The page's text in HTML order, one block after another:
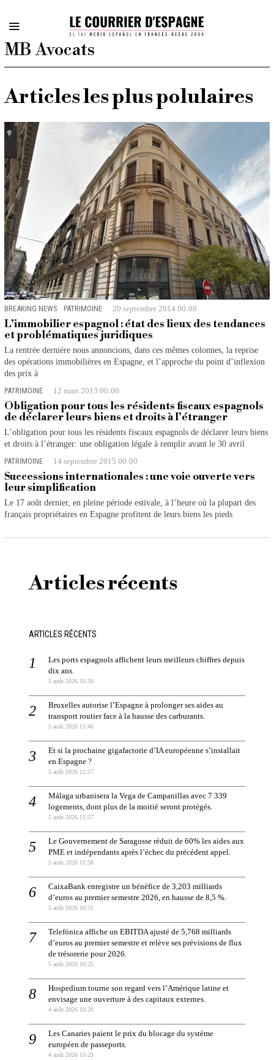
MB Avocats
Articles les plus polulaires
BREAKING NEWS · PATRIMOINE 20 septembre 2014 00:00
L’immobilier espagnol : état des lieux des tendances
et problématiques juridiques
La rentrée dernière nous annoncions, dans ces mêmes colonnes, la reprise
des opérations immobilières en Espagne, et l’approche du point d’inflexion
des prix à
PATRIMOINE
12 mars 2013 00:00
Obligation pour tous les résidents fiscaux espagnols
de déclarer leurs biens et droits à l’étranger
L’obligation pour tous les résidents fiscaux espagnols de déclarer leurs biens
et droits à l’étranger: une obligation légale à remplir avant le 30 avril
PATRIMOINE
14 septembre 2015 00:00
Successions internationales : une voie ouverte vers
leur simplification
Le 17 août dernier, en pleine période estivale, à l’heure où la plupart des
français propriétaires en Espagne profitent de leurs biens les pieds
Articles récents
ARTICLES RÉCENTS
Les ports espagnols affichent leurs meilleurs chiffres depuis
dix ans.
5 août 2026 16:30
Bruxelles autorise l’Espagne à prolonger ses aides au
transport routier face à la hausse des carburants.
5 août 2026 15:46
Et si la prochaine gigafactorie d’IA européenne s’installait
en Espagne ?
5 août 2026 12:57
Málaga urbanisera la Vega de Campanillas avec 7 339
logements, dont plus de la moitié seront protégés.
5 août 2026 11:57
Le Gouvernement de Saragosse réduit de 60% les aides aux
PME et indépendants après l’échec du précédent appel.
5 août 2026 11:38
CaixaBank enregistre un bénéfice de 3,203 milliards
d’euros au premier semestre 2026, en hausse de 8,5 %.
5 août 2026 10:31
Telefónica affiche un EBITDA ajusté de 5,768 milliards
d’euros au premier semestre et relève ses prévisions de flux
de trésorerie pour 2026.
5 août 2026 10:25
Hospedium tourne son regard vers l’Amérique latine et
envisage une ouverture à des capitaux externes.
4 août 2026 16:20
Les Canaries paient le prix du blocage du système
européen de passeports.
4 août 2026 15:23